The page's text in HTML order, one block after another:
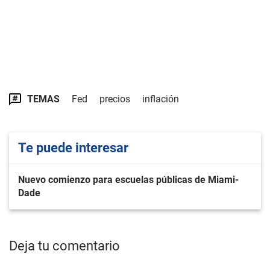
TEMAS Fed precios inflación
Te puede interesar
Nuevo comienzo para escuelas públicas de Miami-
Dade
Deja tu comentario